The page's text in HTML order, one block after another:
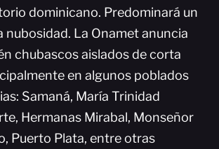
dominicano. Predominará un
nubosidad. La Onamet anuncia
chubascos aislados de corta
en algunos poblados
Samaná, María Trinidad
Hermanas Mirabal, Monseñor
Puerto Plata, entre otras